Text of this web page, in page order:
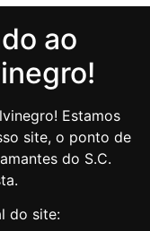
ao
Estamos
site, o ponto de
do S.C.
do site: